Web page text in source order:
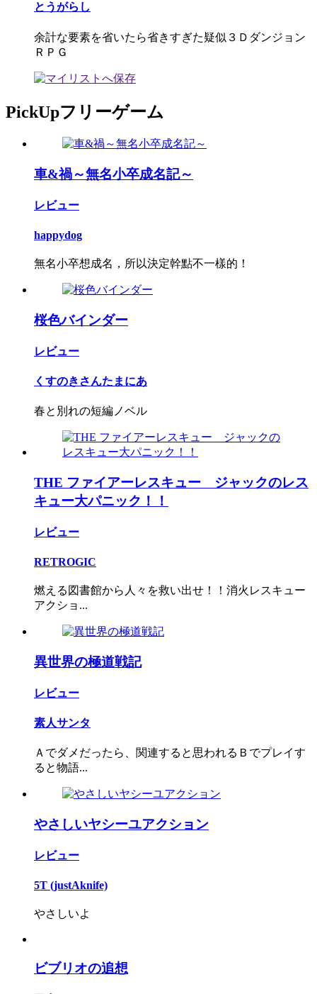
とうがらし
余計な要素を省いたら省きすぎた疑似３Ｄダンジョン
ＲＰＧ
PickUpフリーゲーム
車&禍～無名小卒成名記～
レビュー
happydog
無名小卒想成名，所以決定幹點不一樣的！
桜色バインダー
レビュー
くすのきさんたまにあ
春と別れの短編ノベル
THE ファイアーレスキュー ジャックのレス
キュー大パニック！！
レビュー
RETROGIC
燃える図書館から人々を救い出せ！！消火レスキュー
アクショ...
異世界の極道戦記
レビュー
素人サンタ
Ａでダメだったら、関連すると思われるＢでプレイす
ると物語...
やさしいヤシーユアクション
レビュー
5T (justAknife)
やさしいよ
ビブリオの追想